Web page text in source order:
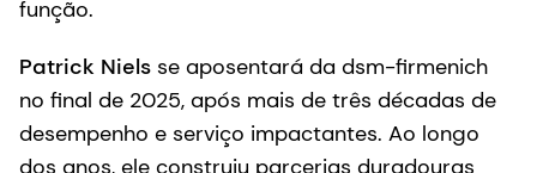
função.
Patrick Niels se aposentará da dsm-firmenich
no final de 2025, após mais de três décadas de
desempenho e serviço impactantes. Ao longo